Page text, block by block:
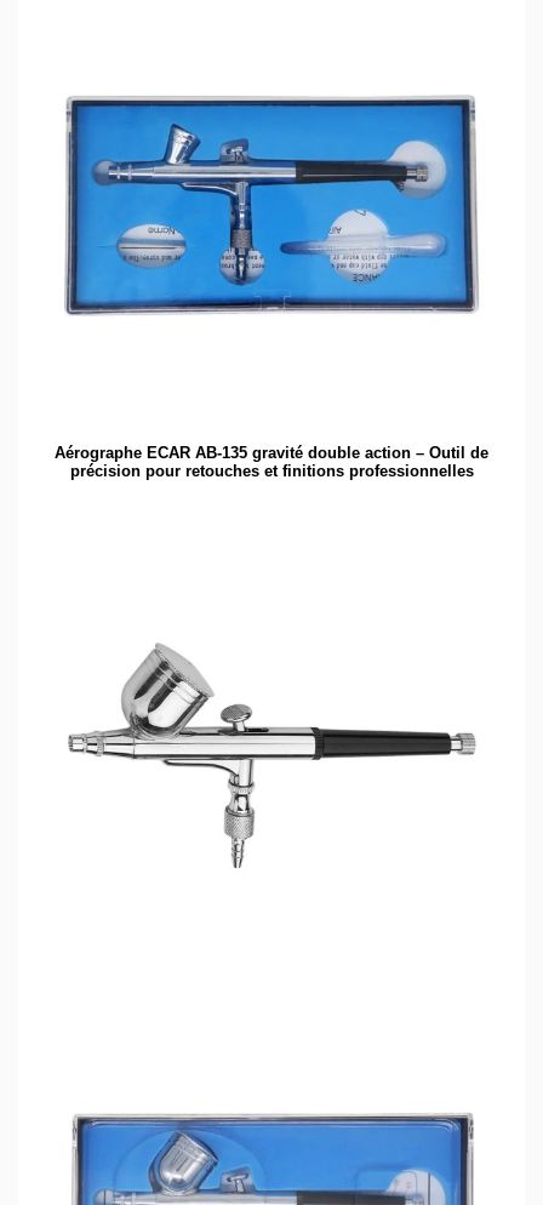
Aérographe ECAR AB-135 gravité double action – Outil de
précision pour retouches et finitions professionnelles